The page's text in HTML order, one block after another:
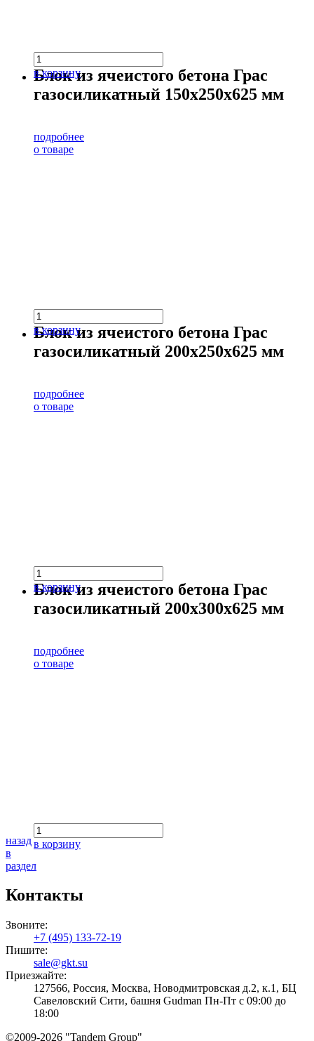
в корзину
Блок из ячеистого бетона Грас
газосиликатный 150х250х625 мм
подробнее
о товаре
в корзину
Блок из ячеистого бетона Грас
газосиликатный 200х250х625 мм
подробнее
о товаре
в корзину
Блок из ячеистого бетона Грас
газосиликатный 200х300х625 мм
подробнее
о товаре
в корзину
назад
в
раздел
Контакты
Звоните:
+7 (495) 133-72-19
Пишите:
sale@gkt.su
Приезжайте:
127566, Россия, Москва, Новодмитровская д.2, к.1, БЦ
Савеловский Сити, башня Gudman Пн-Пт с 09:00 до
18:00
©2009-2026 "Tandem Group"